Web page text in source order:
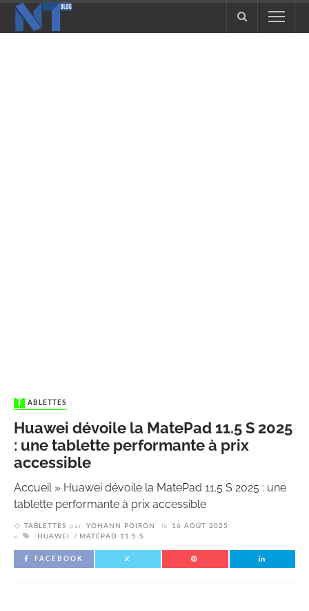
TABLETTES
Huawei dévoile la MatePad 11.5 S 2025
: une tablette performante à prix
accessible
Accueil» Huawei dévoile la MatePad 11.5 S 2025 : une
tablette performante à prix accessible
TABLETTES par YOHANN POIRON le
16 AOÛT 2025
HUAWEI
MATEPAD 11.5 S
FACEBOOK